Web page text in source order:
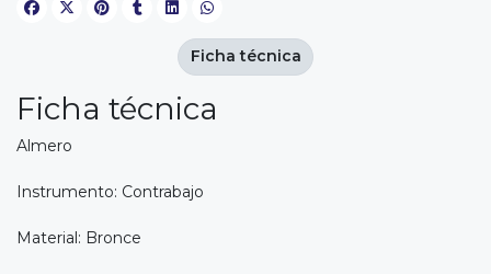
Ficha técnica
Almero
Instrumento: Contrabajo
Material: Bronce
Ficha técnica